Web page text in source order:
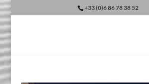
+33 (0)6 86 78 38 52